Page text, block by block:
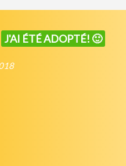
J'AI ÉTÉ ADOPTÉ! 🙂